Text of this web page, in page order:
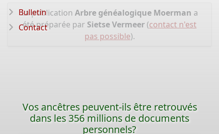
La publication Arbre généalogique Moerman a
été préparée par Sietse Vermeer (contact n'est
pas possible).
Bulletin
Contact
Vos ancêtres peuvent-ils être retrouvés
dans les 356 millions de documents
personnels?